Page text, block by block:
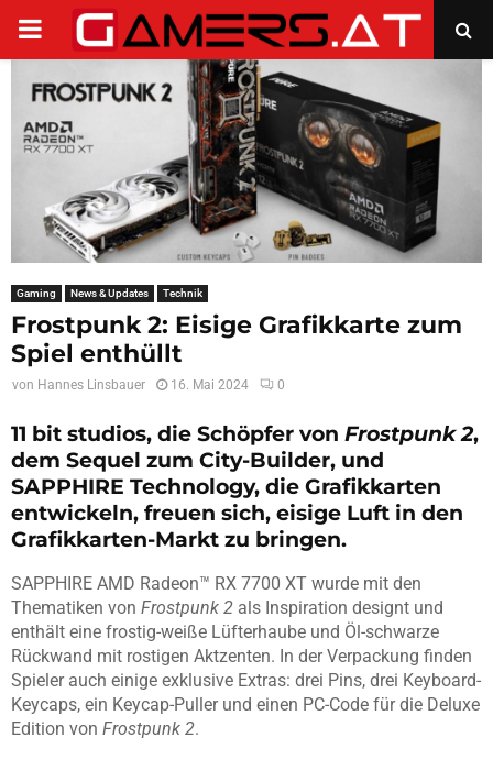
PRIMARY
MENU
Gaming News & Updates Technik
Frostpunk 2: Eisige Grafikkarte zum
Spiel enthüllt
von Hannes Linsbauer 16. Mai 2024 0
11 bit studios, die Schöpfer von Frostpunk 2,
dem Sequel zum City-Builder, und
SAPPHIRE Technology, die Grafikkarten
entwickeln, freuen sich, eisige Luft in den
Grafikkarten-Markt zu bringen.
SAPPHIRE AMD Radeon™ RX 7700 XT wurde mit den
Thematiken von Frostpunk 2 als Inspiration designt und
enthält eine frostig-weiße Lüfterhaube und Öl-schwarze
Rückwand mit rostigen Aktzenten. In der Verpackung finden
Spieler auch einige exklusive Extras: drei Pins, drei Keyboard-
Keycaps, ein Keycap-Puller und einen PC-Code für die Deluxe
Edition von Frostpunk 2.